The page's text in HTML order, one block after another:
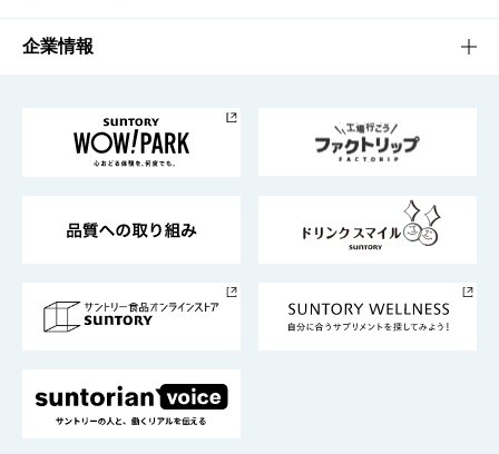
栄養成分一覧
工場見学
地域情報
サントリーホール
サントリーサンバーズ大阪
サステナビリティTOP
サントリーが考えるサステナビリティ経営
企業情報
企業概要
採用情報